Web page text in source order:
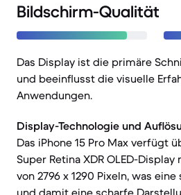
Bildschirm-Qualität
Das Display ist die primäre
und beeinflusst die visuelle
Anwendungen.
Display-Technologie und
Das iPhone 15 Pro Max verfügt
Super Retina XDR OLED-
von 2796 x 1290 Pixeln, was
und damit eine scharfe